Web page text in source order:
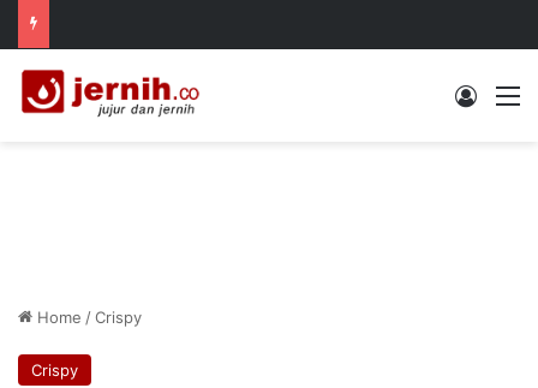
Log In
Home /Crispy
Crispy